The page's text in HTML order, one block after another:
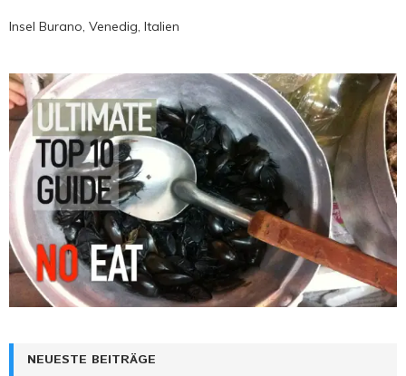
Insel Burano, Venedig, Italien
NEUESTE BEITRÄGE